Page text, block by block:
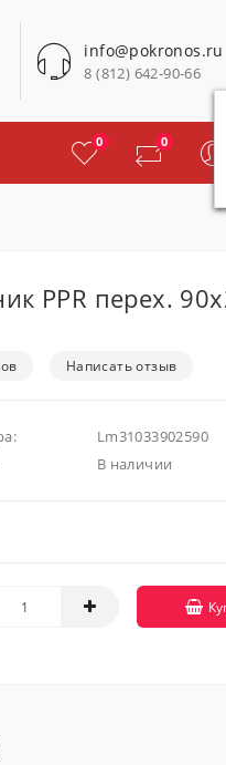
info@pokronos.ru
8 (812) 642-90-66
0 0
PPR перех.
Написать отзыв
Lm31033902590
В наличии